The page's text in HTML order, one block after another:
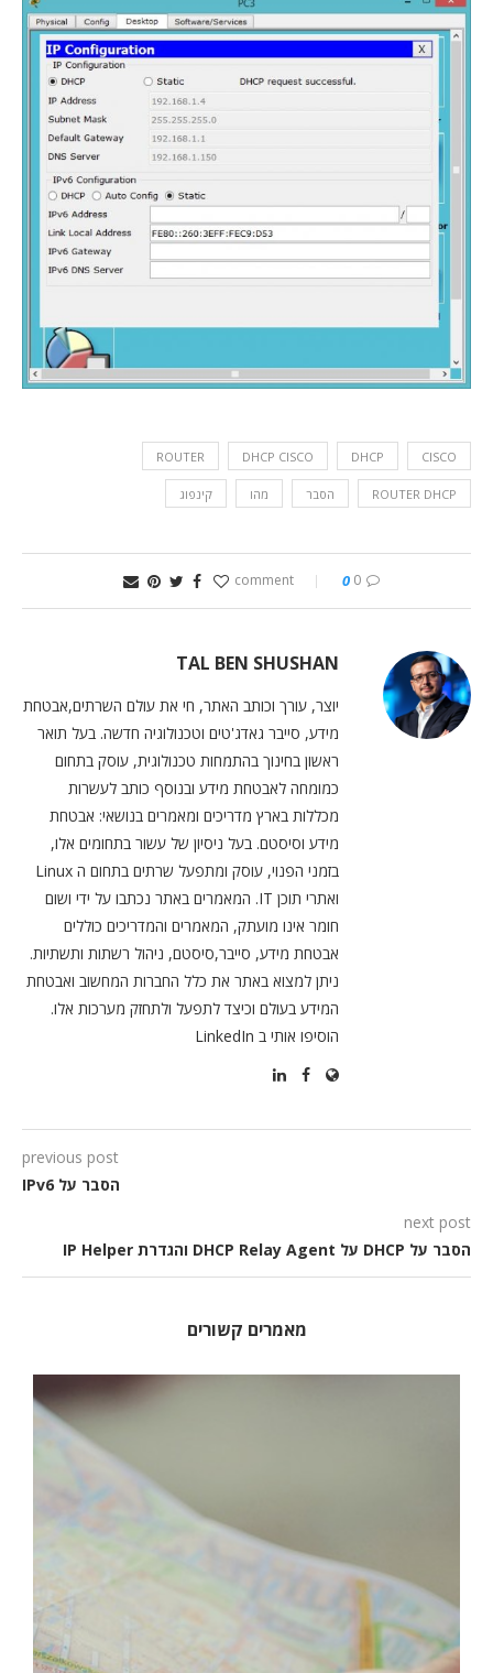
CISCO
DHCP
DHCP CISCO
ROUTER
ROUTER DHCP הסבר מהו קינפוג
0 comment
0
TAL BEN SHUSHAN
יוצר, עורך וכותב האתר, חי את עולם השרתים,אבטחת
מידע, סייבר גאדג'טים וטכנולוגיה חדשה. בעל תואר
ראשון בחינוך בהתמחות טכנולוגית, עוסק בתחום
כמומחה לאבטחת מידע ובנוסף כותב לעשרות
מכללות בארץ מדריכים ומאמרים בנושאי: אבטחת
מידע וסיסטם. בעל ניסיון של עשור בתחומים אלו,
בזמני הפנוי, עוסק ומתפעל שרתים בתחום ה Linux
ואתרי תוכן IT. המאמרים באתר נכתבו על ידי ושום
חומר אינו מועתק, המאמרים והמדריכים כוללים
אבטחת מידע, סייבר,סיסטם, ניהול רשתות ותשתיות.
ניתן למצוא באתר את כלל החברות המחשוב ואבטחת
המידע בעולם וכיצד לתפעל ולתחזק מערכות אלו.
הוסיפו אותי ב LinkedIn
previous post
הסבר על IPv6
next post
הסבר על DHCP על DHCP Relay Agent והגדרת IP Helper
מאמרים קשורים